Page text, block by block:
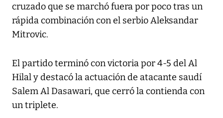
cruzado que se marchó fuera por poco tras un
rápida combinación con el serbio Aleksandar
Mitrovic.
El partido terminó con victoria por 4-5 del Al
Hilal y destacó la actuación de atacante saudí
Salem Al Dasawari, que cerró la contienda con
un triplete.